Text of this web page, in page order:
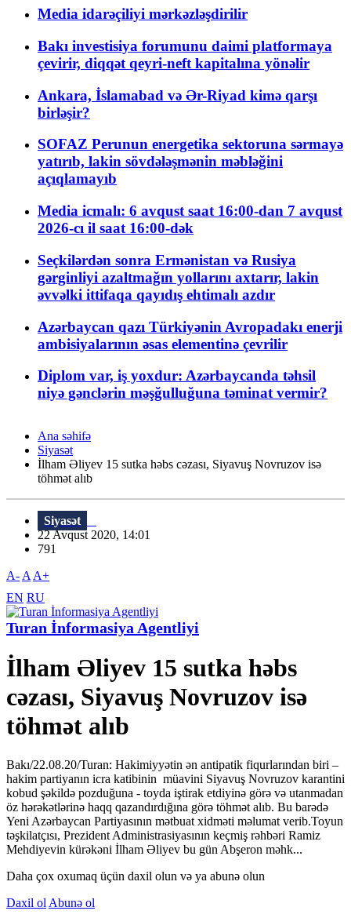
Media idarəçiliyi mərkəzləşdirilir
Bakı investisiya forumunu daimi platformaya
çevirir, diqqət qeyri-neft kapitalına yönəlir
Ankara, İslamabad və Ər-Riyad kimə qarşı
birləşir?
SOFAZ Perunun energetika sektoruna sərmayə
yatırıb, lakin sövdələşmənin məbləğini
açıqlamayıb
Media icmalı: 6 avqust saat 16:00-dan 7 avqust
2026-cı il saat 16:00-dək
Seçkilərdən sonra Ermənistan və Rusiya
gərginliyi azaltmağın yollarını axtarır, lakin
əvvəlki ittifaqa qayıdış ehtimalı azdır
Azərbaycan qazı Türkiyənin Avropadakı enerji
ambisiyalarının əsas elementinə çevrilir
Diplom var, iş yoxdur: Azərbaycanda təhsil
niyə gənclərin məşğulluğuna təminat vermir?
Ana səhifə
Siyasət
İlham Əliyev 15 sutka həbs cəzası, Siyavuş Novruzov isə
töhmət alıb
Siyasət
22 Avqust 2020, 14:01
791
A- A A+
EN RU
Turan İnformasiya Agentliyi
İlham Əliyev 15 sutka həbs
cəzası, Siyavuş Novruzov isə
töhmət alıb
Bakı/22.08.20/Turan: Hakimiyyətin ən antipatik fiqurlarından biri –
hakim partiyanın icra katibinin müavini Siyavuş Novruzov karantini
kobud şəkildə pozduğuna - toyda iştirak etdiyinə görə və utanmadan
öz hərəkətlərinə haqq qazandırdığına görə töhmət alıb. Bu barədə
Yeni Azərbaycan Partiyasının mətbuat xidməti məlumat verib.Toyun
təşkilatçısı, Prezident Administrasiyasının keçmiş rəhbəri Ramiz
Mehdiyevin kürəkəni İlham Əliyev bu gün Abşeron məhk...
Daha çox oxumaq üçün daxil olun və ya abunə olun
Daxil ol Abunə ol